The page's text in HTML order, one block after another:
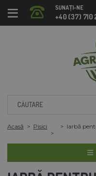
SUNAȚI-NE
+40 (37) 710
Acasă Pisici Iarbă